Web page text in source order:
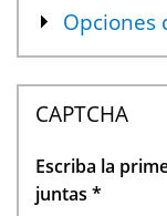
Mostrar
Opciones
CAPTCHA
Escriba la
juntas *